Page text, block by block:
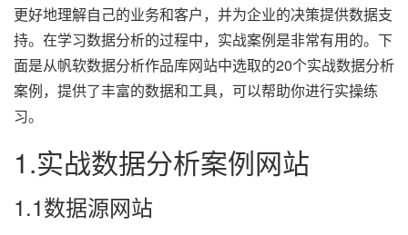
更好地理解自己的业务和客户，并为企业的决策提供数据支
持。在学习数据分析的过程中，实战案例是非常有用的。下
面是从帆软数据分析作品库网站中选取的20个实战数据分析
案例，提供了丰富的数据和工具，可以帮助你进行实操练
习。
1.实战数据分析案例网站
1.1数据源网站